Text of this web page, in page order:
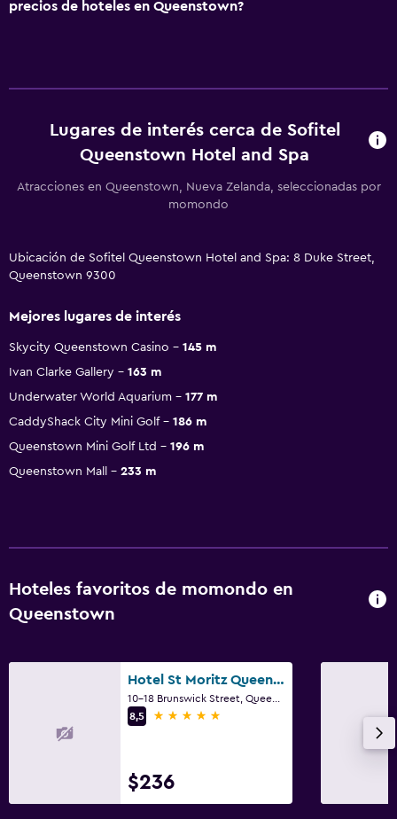
precios de hoteles en Queenstown?
Lugares de interés cerca de Sofitel
Queenstown Hotel and Spa
Atracciones en Queenstown, Nueva Zelanda, seleccionadas por
momondo
Ubicación de Sofitel Queenstown Hotel and Spa: 8 Duke Street,
Queenstown 9300
Mejores lugares de interés
Skycity Queenstown Casino
145 m
Ivan Clarke Gallery
163 m
Underwater World Aquarium
177 m
CaddyShack City Mini Golf
186 m
Queenstown Mini Golf Ltd
196 m
Queenstown Mall
233 m
Hoteles favoritos de momondo en
Queenstown
Hotel St Moritz Queenstown - MGallery Collection
8,5
5 estrellas
$236